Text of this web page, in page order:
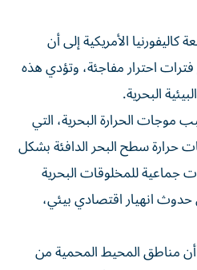
الأمريكية إلى أن
احترار مفاجئة، وتؤدي هذه
البحرية.
موجات الحرارة البحرية، التي
حرارة سطح البحر الدافئة بشكل
للمخلوقات البحرية
انهيار اقتصادي بيئي،
أن مناطق المحيط المحمية من